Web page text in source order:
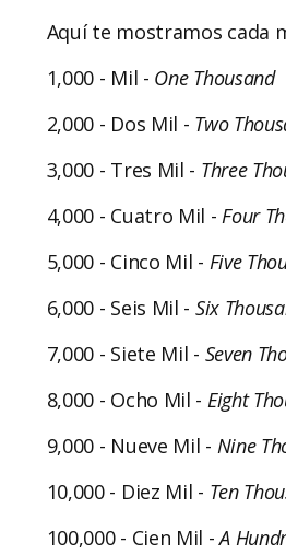
Aquí te mostramos cada
1,000 - Mil - One Thousand
2,000 - Dos Mil - Two
3,000 - Tres Mil - Three
4,000 - Cuatro Mil - Four
5,000 - Cinco Mil - Five
6,000 - Seis Mil - Six
7,000 - Siete Mil - Seven
8,000 - Ocho Mil - Eight
9,000 - Nueve Mil - Nine
10,000 - Diez Mil - Ten
100,000 - Cien Mil -A